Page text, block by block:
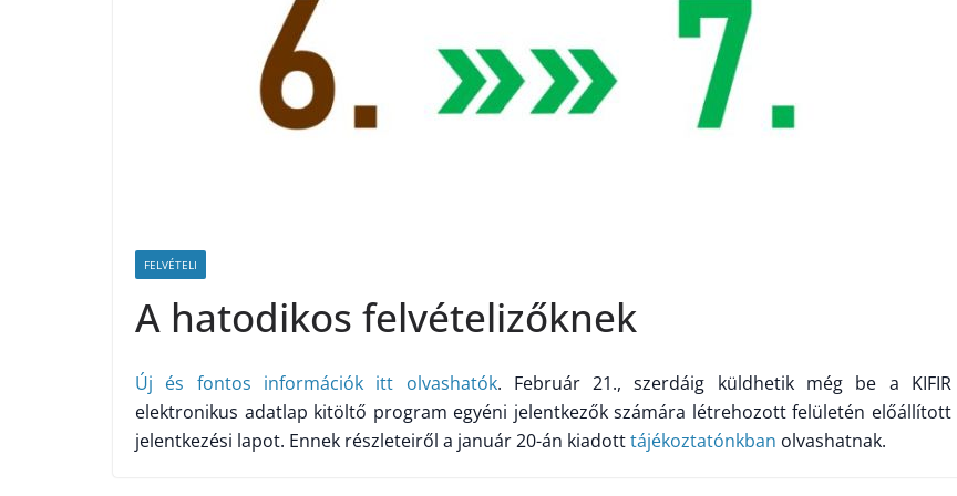
FELVÉTELI
A hatodikos felvételizőknek
Új és fontos információk itt olvashatók. Február 21., szerdáig küldhetik még be a KIFIR
elektronikus adatlap kitöltő program egyéni jelentkezők számára létrehozott felületén előállított
jelentkezési lapot. Ennek részleteiről a január 20-án kiadotttájékoztatónkban olvashatnak.